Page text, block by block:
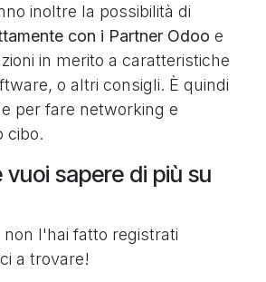
inoltre la possibilità di
con i Partner Odoo e
in merito a caratteristiche
o altri consigli. È quindi
per fare networking e
cibo.
vuoi sapere di più su
non l'hai fatto registrati
a trovare!